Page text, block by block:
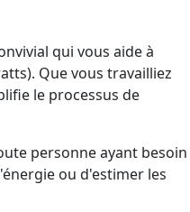
qui vous aide à
Que vous travailliez
le processus de
personne ayant besoin
ou d'estimer les